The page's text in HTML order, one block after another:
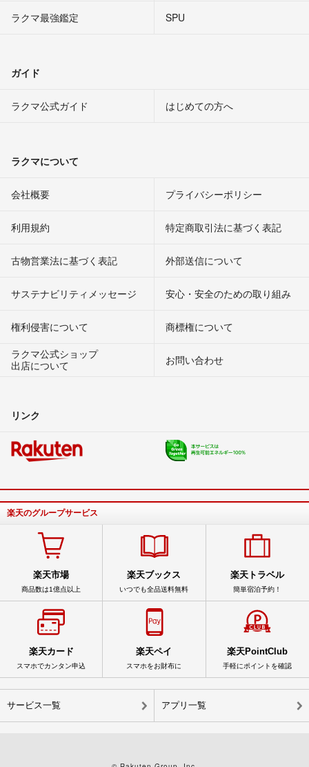
ラクマ最強鑑定
SPU
ガイド
ラクマ公式ガイド はじめての方へ
ラクマについて
会社概要 プライバシーポリシー
利用規約 特定商取引法に基づく表記
古物営業法に基づく表記 外部送信について
サステナビリティメッセージ 安心・安全のための取り組み
権利侵害について
商標権について
ラクマ公式ショップ
出店について
お問い合わせ
リンク
楽天のグループサービス
楽天市場
商品数は1億点以上
楽天ブックス
いつでも全品送料無料
楽天トラベル
簡単宿泊予約！
楽天カード
スマホでカンタン申込
楽天ペイ
スマホをお財布に
楽天PointClub
手軽にポイントを確認
サービス一覧 アプリ一覧